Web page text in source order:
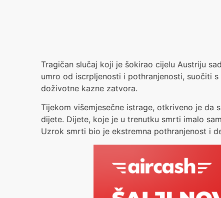
Tragičan slučaj koji je šokirao cijelu Austriju
umro od iscrpljenosti i pothranjenosti, suočiti
doživotne kazne zatvora.
Tijekom višemjesečne istrage, otkriveno je da
dijete. Dijete, koje je u trenutku smrti imalo
Uzrok smrti bio je ekstremna pothranjenost i